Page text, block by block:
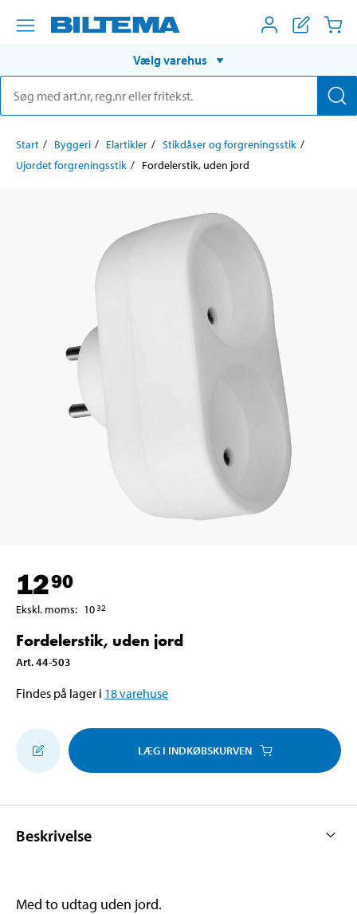
Vælg varehus
Start Byggeri Elartikler
Stikdåser og forgreningsstik
Ujordet forgreningsstik
Fordelerstik, uden jord
1290
Ekskl. moms: 1032
Fordelerstik, uden jord
Art.44-503
Findes på lager i 18varehuse
LÆG I INDKØBSKURVEN
Beskrivelse
Med to udtag uden jord.